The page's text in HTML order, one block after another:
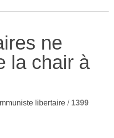
ne
la chair à
libertaire / 1399